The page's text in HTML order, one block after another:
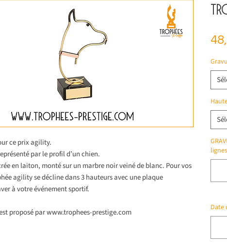
ce prix agility.
par le profil d’un chien.
en laiton, monté sur un marbre noir veiné de blanc. Pour vos
agility se décline dans 3 hauteurs avec une plaque
à votre événement sportif.
proposé par www.trophees-prestige.com
Date